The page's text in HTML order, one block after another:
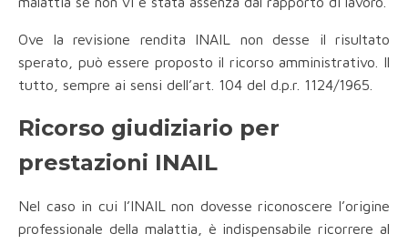
Ove la revisione rendita INAIL non desse il risultato
sperato, può essere proposto il ricorso amministrativo. Il
tutto, sempre ai sensi dell’art. 104 del d.p.r. 1124/1965.
Ricorso giudiziario per
prestazioni INAIL
Nel caso in cui l’INAIL non dovesse riconoscere l’origine
professionale della malattia, è indispensabile ricorrere al